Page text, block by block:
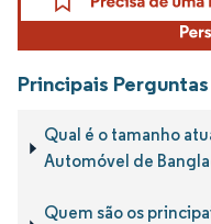
Principais
Qual é o tamanho
Automóvel de
Quem são os